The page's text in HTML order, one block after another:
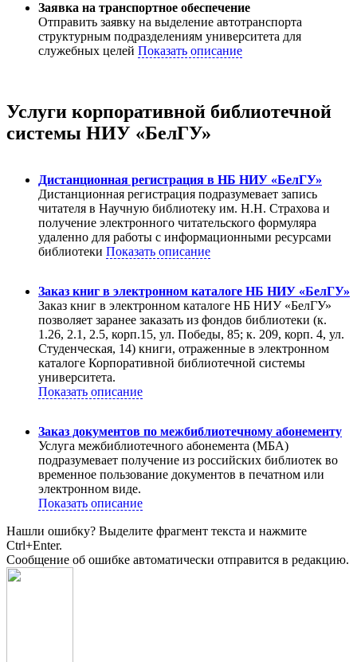
Заявка на транспортное обеспечение
Отправить заявку на выделение автотранспорта
структурным подразделениям университета для
служебных целей Показать описание
Услуги корпоративной библиотечной
системы НИУ «БелГУ»
Дистанционная регистрация в НБ НИУ «БелГУ»
Дистанционная регистрация подразумевает запись
читателя в Научную библиотеку им. Н.Н. Страхова и
получение электронного читательского формуляра
удаленно для работы с информационными ресурсами
библиотеки Показать описание
Заказ книг в электронном каталоге НБ НИУ «БелГУ»
Заказ книг в электронном каталоге НБ НИУ «БелГУ»
позволяет заранее заказать из фондов библиотеки (к.
1.26, 2.1, 2.5, корп.15, ул. Победы, 85; к. 209, корп. 4, ул.
Студенческая, 14) книги, отраженные в электронном
каталоге Корпоративной библиотечной системы
университета.
Показать описание
Заказ документов по межбиблиотечному абонементу
Услуга межбиблиотечного абонемента (МБА)
подразумевает получение из российских библиотек во
временное пользование документов в печатном или
электронном виде.
Показать описание
Нашли ошибку? Выделите фрагмент текста и нажмите
Ctrl+Enter.
Сообщение об ошибке автоматически отправится в редакцию.